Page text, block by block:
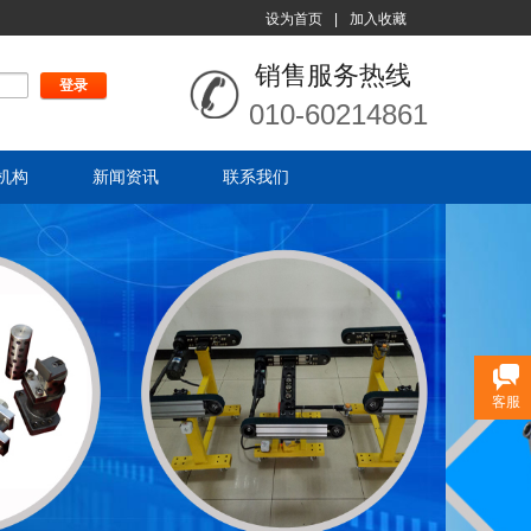
设为首页 加入收藏
销售服务热线
登录
010-60214861
构 新闻资讯 联系我们
客服